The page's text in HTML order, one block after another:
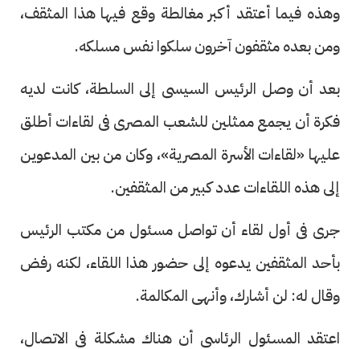
وهذه فيما أعتقد أكبر مغالطة وقع فيها هذا المثقف،
ومن بعده مثقفون آخرون سلكوا نفس مسلكه.
بعد أن وصل الرئيس السيسى إلى السلطة، كانت لديه
فكرة أن يجمع ممثلين للشعب المصرى فى لقاءات أطلق
عليها «لقاءات الأسرة المصرية»، وكان من بين المدعوين
إلى هذه اللقاءات عدد كبير من المثقفين.
جرى فى أول لقاء أن تواصل مسئول من مكتب الرئيس
بأحد المثقفين يدعوه إلى حضور هذا اللقاء، لكنه رفض
وقال له: لن أشارك، وأنهى المكالمة.
اعتقد المسئول الرئاسى أن هناك مشكلة فى الاتصال،